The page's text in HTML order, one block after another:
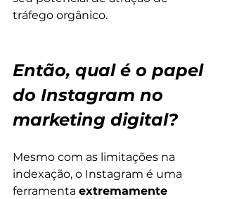
tráfego orgânico.
Então, qual é o papel
do Instagram no
marketing digital?
Mesmo com as limitações na
indexação, o Instagram é uma
ferramenta extremamente